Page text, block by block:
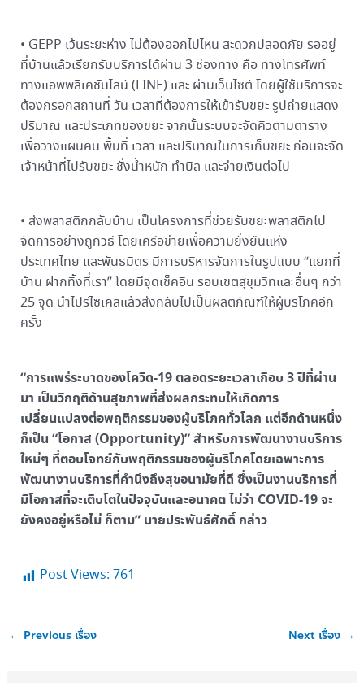
• GEPP เว้นระยะห่าง ไม่ต้องออกไปไหน สะดวกปลอดภัย รออยู่
ที่บ้านแล้วเรียกรับบริการได้ผ่าน 3 ช่องทาง คือ ทางโทรศัพท์
ทางแอพพลิเคชันไลน์ (LINE) และ ผ่านเว็บไซต์ โดยผู้ใช้บริการจะ
ต้องกรอกสถานที่ วัน เวลาที่ต้องการให้เข้ารับขยะ รูปถ่ายแสดง
ปริมาณ และประเภทของขยะ จากนั้นระบบจะจัดคิวตามตาราง
เพื่อวางแผนคน พื้นที่ เวลา และปริมาณในการเก็บขยะ ก่อนจะจัด
เจ้าหน้าที่ไปรับขยะ ชั่งน้ำหนัก ทำบิล และจ่ายเงินต่อไป
• ส่งพลาสติกกลับบ้าน เป็นโครงการที่ช่วยรับขยะพลาสติกไป
จัดการอย่างถูกวิธี โดยเครือข่ายเพื่อความยั่งยืนแห่ง
ประเทศไทย และพันธมิตร มีการบริหารจัดการในรูปแบบ “แยกที่
บ้าน ฝากทิ้งที่เรา” โดยมีจุดเช็คอิน รอบเขตสุขุมวิทและอื่นๆ กว่า
25 จุด นำไปรีไซเคิลแล้วส่งกลับไปเป็นผลิตภัณฑ์ให้ผู้บริโภคอีก
ครั้ง
“การแพร่ระบาดของโควิด-19 ตลอดระยะเวลาเกือบ 3 ปีที่ผ่าน
มา เป็นวิกฤติด้านสุขภาพที่ส่งผลกระทบให้เกิดการ
เปลี่ยนแปลงต่อพฤติกรรมของผู้บริโภคทั่วโลก แต่อีกด้านหนึ่ง
ก็เป็น “โอกาส (Opportunity)” สำหรับการพัฒนางานบริการ
ใหม่ๆ ที่ตอบโจทย์กับพฤติกรรมของผู้บริโภคโดยเฉพาะการ
พัฒนางานบริการที่คำนึงถึงสุขอนามัยที่ดี ซึ่งเป็นงานบริการที่
มีโอกาสที่จะเติบโตในปัจจุบันและอนาคต ไม่ว่า COVID-19 จะ
ยังคงอยู่หรือไม่ ก็ตาม” นายประพันธ์ศักดิ์ กล่าว
Post Views: 761
← Previous เรื่อง Next เรื่อง →